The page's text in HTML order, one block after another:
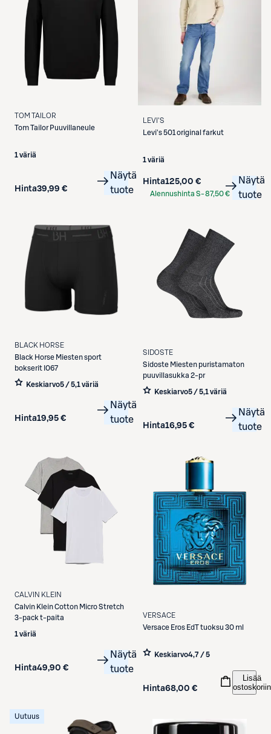
TOM TAILOR
Tom Tailor Puuvillaneule
1 väriä
Hinta39,99 €
Näytä
tuote
LEVI'S
Levi's501 original farkut
1 väriä
Hinta125,00 €
Alennushinta S-87,50 €
Näytä
tuote
BLACK HORSE
Black Horse Miesten sport
bokserit I067
Keskiarvo5 / 5,1 väriä
Hinta19,95 €
Näytä
tuote
SIDOSTE
Sidoste Miesten puristamaton
puuvillasukka 2-pr
Keskiarvo5 / 5,1 väriä
Hinta16,95 €
Näytä
tuote
CALVIN KLEIN
Calvin KleinCotton Micro Stretch
3-pack t-paita
1 väriä
Hinta49,90 €
Näytä
tuote
VERSACE
Versace Eros EdT tuoksu 30 ml
Keskiarvo4,7 / 5
Hinta68,00 €
Lisää
ostoskoriin
Uutuus